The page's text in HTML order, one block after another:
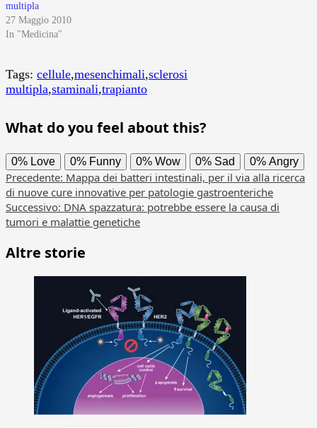
multipla
27 Maggio 2010
In "Medicina"
Tags: cellule,mesenchimali,sclerosi
multipla,staminali,trapianto
What do you feel about this?
0% Love 0% Funny 0% Wow 0% Sad 0% Angry
Navigazione
articolo
Precedente: Mappa dei batteri intestinali, per il via alla ricerca
di nuove cure innovative per patologie gastroenteriche
Successivo: DNA spazzatura: potrebbe essere la causa di
tumori e malattie genetiche
Altre storie